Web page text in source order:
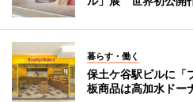
暮らす・働く
保土ケ谷駅ビルに
板商品は高加水ドー